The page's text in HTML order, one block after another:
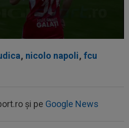
, nicolo napoli, fcu
și pe Google News